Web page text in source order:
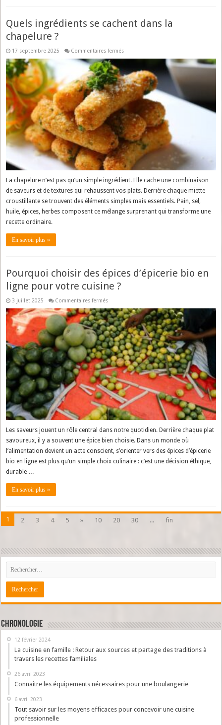
Quels ingrédients se cachent dans la
chapelure ?
17 septembre 2025 Commentaires ferméssur
cachent
dans
la
chapelure
?
La chapelure n’est pas qu’un simple ingrédient. Elle cache une combinaison
de saveurs et de textures qui rehaussent vos plats. Derrière chaque miette
croustillante se trouvent des éléments simples mais essentiels. Pain, sel,
huile, épices, herbes composent ce mélange surprenant qui transforme une
recette ordinaire.
En savoir plus »
Pourquoi choisir des épices d’épicerie bio en
ligne pour votre cuisine ?
3 juillet 2025 Commentaires ferméssur
choisir
des
épices
d’épicerie
bio
en
ligne
pour
votre
cuisine
?
Les saveurs jouent un rôle central dans notre quotidien. Derrière chaque plat
savoureux, il y a souvent une épice bien choisie. Dans un monde où
l’alimentation devient un acte conscient, s’orienter vers des épices d’épicerie
bio en ligne est plus qu’un simple choix culinaire : c’est une décision éthique,
durable …
En savoir plus »
1 2 3 4 5 » 10 20 30 ... fin
Chronologie
12 février 2024
La cuisine en famille : Retour aux sources et partage des traditions à
travers les recettes familiales
26 avril 2023
Connaitre les équipements nécessaires pour une boulangerie
6 avril 2023
Tout savoir sur les moyens efficaces pour concevoir une cuisine
professionnelle